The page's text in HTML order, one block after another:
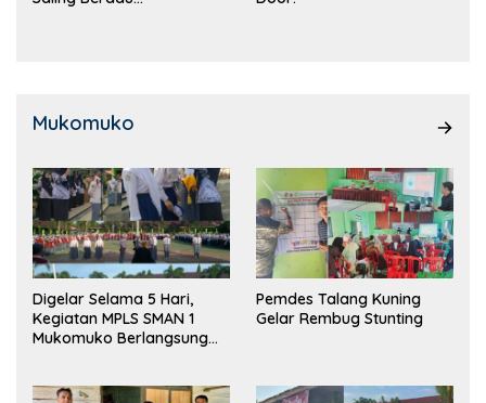
Mukomuko
Digelar Selama 5 Hari,
Kegiatan MPLS SMAN 1
Mukomuko Berlangsung
Pemdes Talang Kuning
Gelar Rembug Stunting